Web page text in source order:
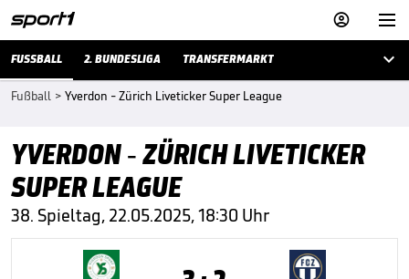


FUSSBALL 2. BUNDESLIGA TRANSFERMARKT 
Fußball > Yverdon - Zürich Liveticker Super League
YVERDON - ZÜRICH LIVETICKER
SUPER LEAGUE
38. Spieltag, 22.05.2025, 18:30 Uhr